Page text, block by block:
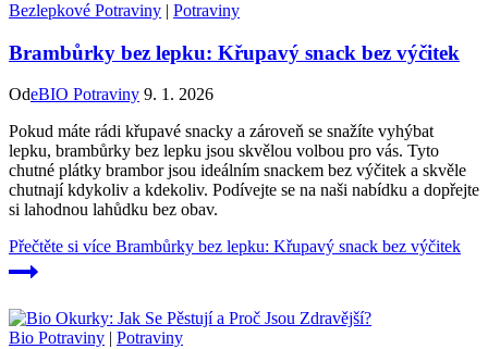
Bezlepkové Potraviny | Potraviny
Brambůrky bez lepku: Křupavý snack bez výčitek
OdeBIO Potraviny 9. 1. 2026
Pokud máte rádi křupavé snacky a zároveň se snažíte vyhýbat
lepku, brambůrky bez lepku jsou skvělou volbou pro vás. Tyto
chutné plátky brambor jsou ideálním snackem bez výčitek a skvěle
chutnají kdykoliv a kdekoliv. Podívejte se na naši nabídku a dopřejte
si lahodnou lahůdku bez obav.
Přečtěte si více Brambůrky bez lepku: Křupavý snack bez výčitek
Bio Potraviny | Potraviny